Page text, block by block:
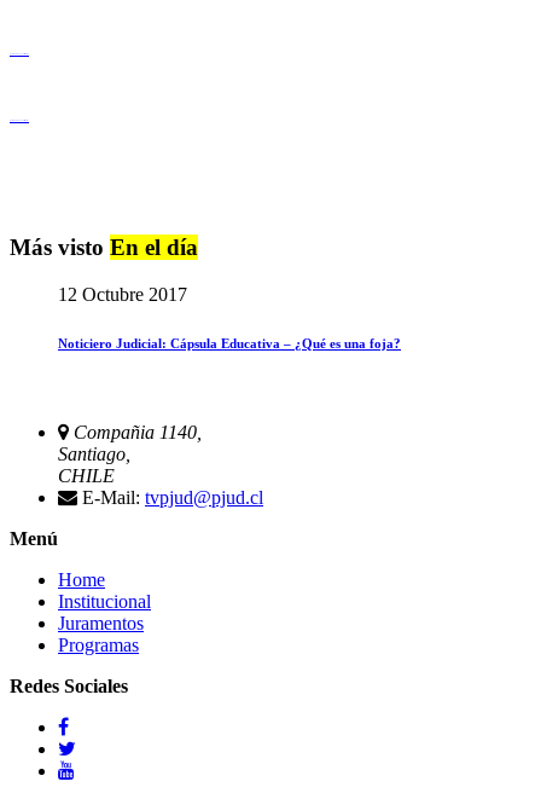
Más visto En el día
12 Octubre 2017
Noticiero Judicial: Cápsula Educativa – ¿Qué es una foja?
Compañia 1140,
Santiago,
CHILE
E-Mail: tvpjud@pjud.cl
Menú
Home
Institucional
Juramentos
Programas
Redes Sociales